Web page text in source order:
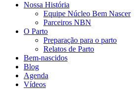
Nossa História
Equipe Núcleo Bem Nascer
Parceiros NBN
O Parto
Preparação para o parto
Relatos de Parto
Bem-nascidos
Blog
Agenda
Vídeos